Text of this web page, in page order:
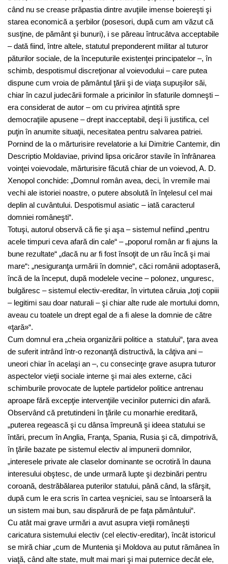
când nu se crease prăpastia dintre avuţiile imense boiereşti şi
starea economică a şerbilor (posesori, după cum am văzut că
susţine, de pământ şi bunuri), i se păreau întrucâtva acceptabile
– dată fiind, între altele, statutul preponderent militar al tuturor
păturilor sociale, de la începuturile existenţei principatelor –, în
schimb, despotismul discreţionar al voievodului – care putea
dispune cum vroia de pământul ţării şi de viaţa supuşilor săi,
chiar în cazul judecării formale a pricinilor în sfaturile domneşti –
era considerat de autor – om cu privirea aţintită spre
democraţiile apusene – drept inacceptabil, deşi îi justifica, cel
puţin în anumite situaţii, necesitatea pentru salvarea patriei.
Pornind de la o mărturisire revelatorie a lui Dimitrie Cantemir, din
Descriptio Moldaviae, privind lipsa oricăror stavile în înfrânarea
voinţei voievodale, mărturisire făcută chiar de un voievod, A. D.
Xenopol conchide: „Domnul român avea, deci, în vremile mai
vechi ale istoriei noastre, o putere absolută în înţelesul cel mai
deplin al cuvântului. Despotismul asiatic – iată caracterul
domniei româneşti“.
Totuşi, autorul observă că fie şi aşa – sistemul nefiind „pentru
acele timpuri ceva afară din cale“ – „poporul român ar fi ajuns la
bune rezultate“ „dacă nu ar fi fost însoţit de un rău încă şi mai
mare“: „nesiguranţa urmării în domnie“, căci românii adoptaseră,
încă de la început, după modelele vecine – polonez, unguresc,
bulgăresc – sistemul electiv-ereditar, în virtutea căruia „toţi copiii
– legitimi sau doar naturali – şi chiar alte rude ale mortului domn,
aveau cu toatele un drept egal de a fi alese la domnie de către
«ţară»“.
Cum domnul era „cheia organizării politice a statului“, ţara avea
de suferit intrând într-o rezonanţă distructivă, la câţiva ani –
uneori chiar în acelaşi an –, cu consecinţe grave asupra tuturor
aspectelor vieţii sociale interne şi mai ales externe, căci
schimburile provocate de luptele partidelor politice antrenau
aproape fără excepţie intervenţiile vecinilor puternici din afară.
Observând că pretutindeni în ţările cu monarhie ereditară,
„puterea regească şi cu dânsa împreună şi ideea statului se
întări, precum în Anglia, Franţa, Spania, Rusia şi că, dimpotrivă,
în ţările bazate pe sistemul electiv al impunerii domnilor,
„interesele private ale claselor dominante se ocrotiră în dauna
interesului obştesc, de unde urmară lupte şi dezbinări pentru
coroană, destrăbălarea puterilor statului, până când, la sfârşit,
după cum le era scris în cartea veşniciei, sau se întoarseră la
un sistem mai bun, sau dispărură de pe faţa pământului“.
Cu atât mai grave urmări a avut asupra vieţii româneşti
caricatura sistemului electiv (cel electiv-ereditar), încât istoricul
se miră chiar „cum de Muntenia şi Moldova au putut rămânea în
viaţă, când alte state, mult mai mari şi mai puternice decât ele,